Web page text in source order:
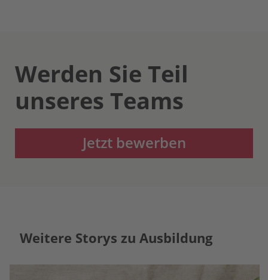
Werden Sie Teil
unseres Teams
Jetzt bewerben
Weitere Storys zu Ausbildung